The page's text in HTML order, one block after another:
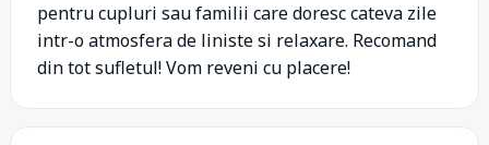
pentru cupluri sau familii care doresc cateva zile
intr-o atmosfera de liniste si relaxare. Recomand
din tot sufletul! Vom reveni cu placere!